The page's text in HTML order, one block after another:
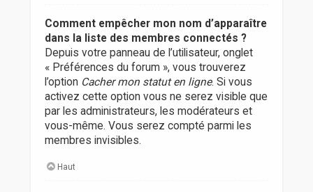
Comment empêcher mon nom d’apparaître
dans la liste des membres connectés ?
Depuis votre panneau de l’utilisateur, onglet
« Préférences du forum », vous trouverez
l’option Cacher mon statut en ligne. Si vous
activez cette option vous ne serez visible que
par les administrateurs, les modérateurs et
vous-même. Vous serez compté parmi les
membres invisibles.
Haut